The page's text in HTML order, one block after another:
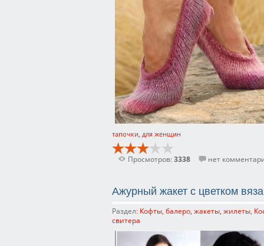
тапочки для женщин
Просмотров:3338 нет
Ажурный жакет с цветком
Раздел: Кофты, балеро, жакеты, жилеты
свитера